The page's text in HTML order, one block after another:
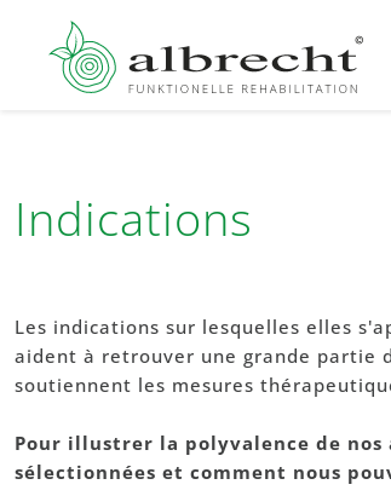
Indications
Les indications sur lesquelles elles
aident à retrouver une grande partie
soutiennent les mesures
Pour illustrer la polyvalence de
sélectionnées et comment nous